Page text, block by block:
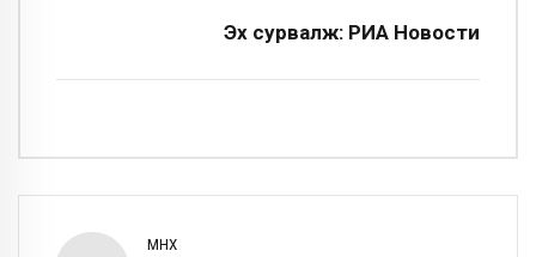
Эх сурвалж: РИА Новости
ӨМНӨХ